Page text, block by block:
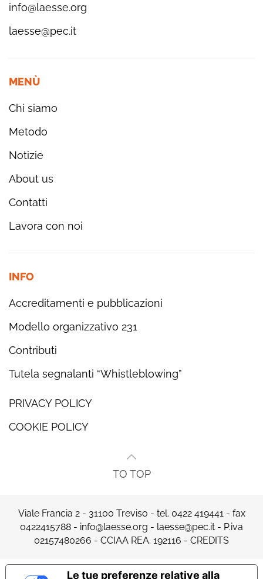
info@laesse.org
laesse@pec.it
MENÙ
Chi siamo
Metodo
Notizie
About us
Contatti
Lavora con noi
INFO
Accreditamenti e pubblicazioni
Modello organizzativo 231
Contributi
Tutela segnalanti “Whistleblowing”
PRIVACY POLICY
COOKIE POLICY
TO TOP
Viale Francia 2 - 31100 Treviso - tel. 0422 419441 - fax
0422415788 - info@laesse.org - laesse@pec.it - P.iva
02157480266 - CCIAA REA. 192116 - CREDITS
Le tue preferenze relative alla